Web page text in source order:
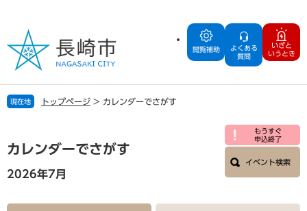
の
で
す
ー
ば
し
文
閲覧補助
よくある
質問
いざと
いうとき
現在地 トップページ > カレンダーでさがす
文
カレンダーでさがす
もうすぐ
申込終了
イベント検索
2026年7月